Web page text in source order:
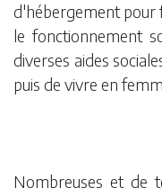
d'hébergement
le fonctionnement
diverses aides
puis de vivre en
Nombreuses et de